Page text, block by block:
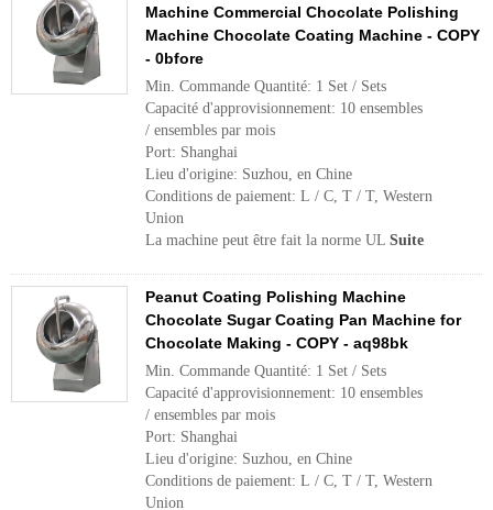
Machine Commercial Chocolate Polishing
Machine Chocolate Coating Machine - COPY
- 0bfore
Min. Commande Quantité: 1 Set / Sets
Capacité d'approvisionnement: 10 ensembles
/ ensembles par mois
Port: Shanghai
Lieu d'origine: Suzhou, en Chine
Conditions de paiement: L / C, T / T, Western
Union
La machine peut être fait la norme UL Suite
Peanut Coating Polishing Machine
Chocolate Sugar Coating Pan Machine for
Chocolate Making - COPY - aq98bk
Min. Commande Quantité: 1 Set / Sets
Capacité d'approvisionnement: 10 ensembles
/ ensembles par mois
Port: Shanghai
Lieu d'origine: Suzhou, en Chine
Conditions de paiement: L / C, T / T, Western
Union